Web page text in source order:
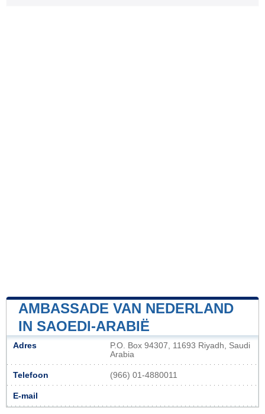
AMBASSADE VAN NEDERLAND
IN SAOEDI-ARABIË
Adres
P.O. Box 94307, 11693 Riyadh, Saudi
Arabia
Telefoon (966) 01-4880011
E-mail